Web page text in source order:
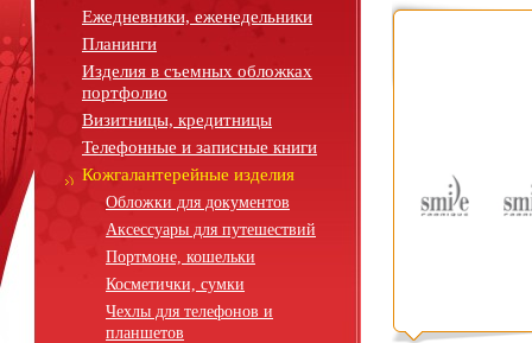
Ежедневники, еженедельники
Планинги
Изделия в съемных обложках
портфолио
Визитницы, кредитницы
Телефонные и записные книги
Кожгалантерейные изделия
Обложки для документов
Аксессуары для путешествий
Портмоне, кошельки
Косметички, сумки
Чехлы для телефонов и
планшетов